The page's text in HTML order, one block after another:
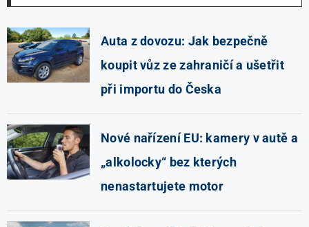
Auta z dovozu: Jak bezpečně
koupit vůz ze zahraničí a ušetřit
při importu do Česka
Nové nařízení EU: kamery v autě a
„alkolocky“ bez kterých
nenastartujete motor